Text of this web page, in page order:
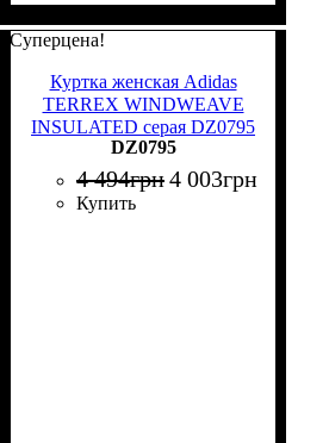
Суперцена!
Куртка женская Adidas
TERREX WINDWEAVE
INSULATED серая DZ0795
DZ0795
4 494грн4 003грн
Купить